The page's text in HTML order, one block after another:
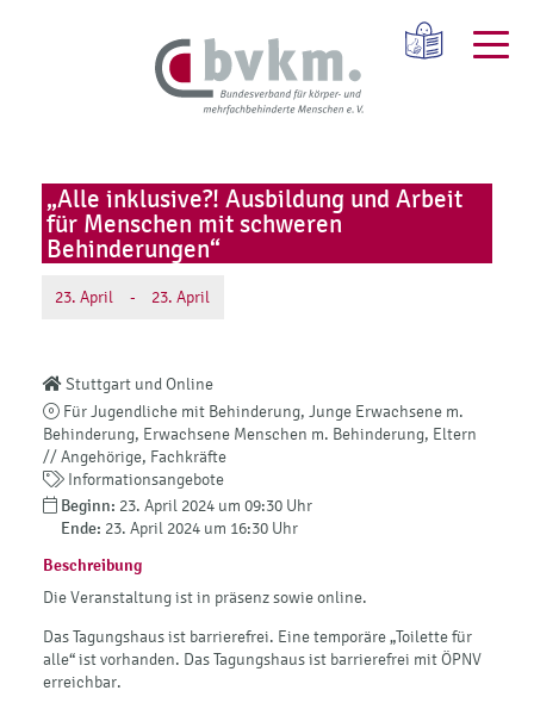
„Alle inklusive?! Ausbildung und Arbeit
für Menschen mit schweren
Behinderungen“
23.April - 23.April
Stuttgart und Online
Für Jugendliche mit Behinderung, Junge Erwachsene m.
Behinderung, Erwachsene Menschen m. Behinderung, Eltern
// Angehörige, Fachkräfte
Informationsangebote
Beginn: 23. April 2024 um 09:30 Uhr
Ende: 23. April 2024 um 16:30 Uhr
Beschreibung
Die Veranstaltung ist in präsenz sowie online.
Das Tagungshaus ist barrierefrei. Eine temporäre „Toilette für
alle“ ist vorhanden. Das Tagungshaus ist barrierefrei mit ÖPNV
erreichbar.